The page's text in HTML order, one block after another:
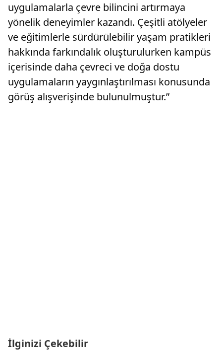
uygulamalarla çevre bilincini artırmaya
yönelik deneyimler kazandı. Çeşitli atölyeler
ve eğitimlerle sürdürülebilir yaşam pratikleri
hakkında farkındalık oluşturulurken kampüs
içerisinde daha çevreci ve doğa dostu
uygulamaların yaygınlaştırılması konusunda
görüş alışverişinde bulunulmuştur.”
İlginizi Çekebilir